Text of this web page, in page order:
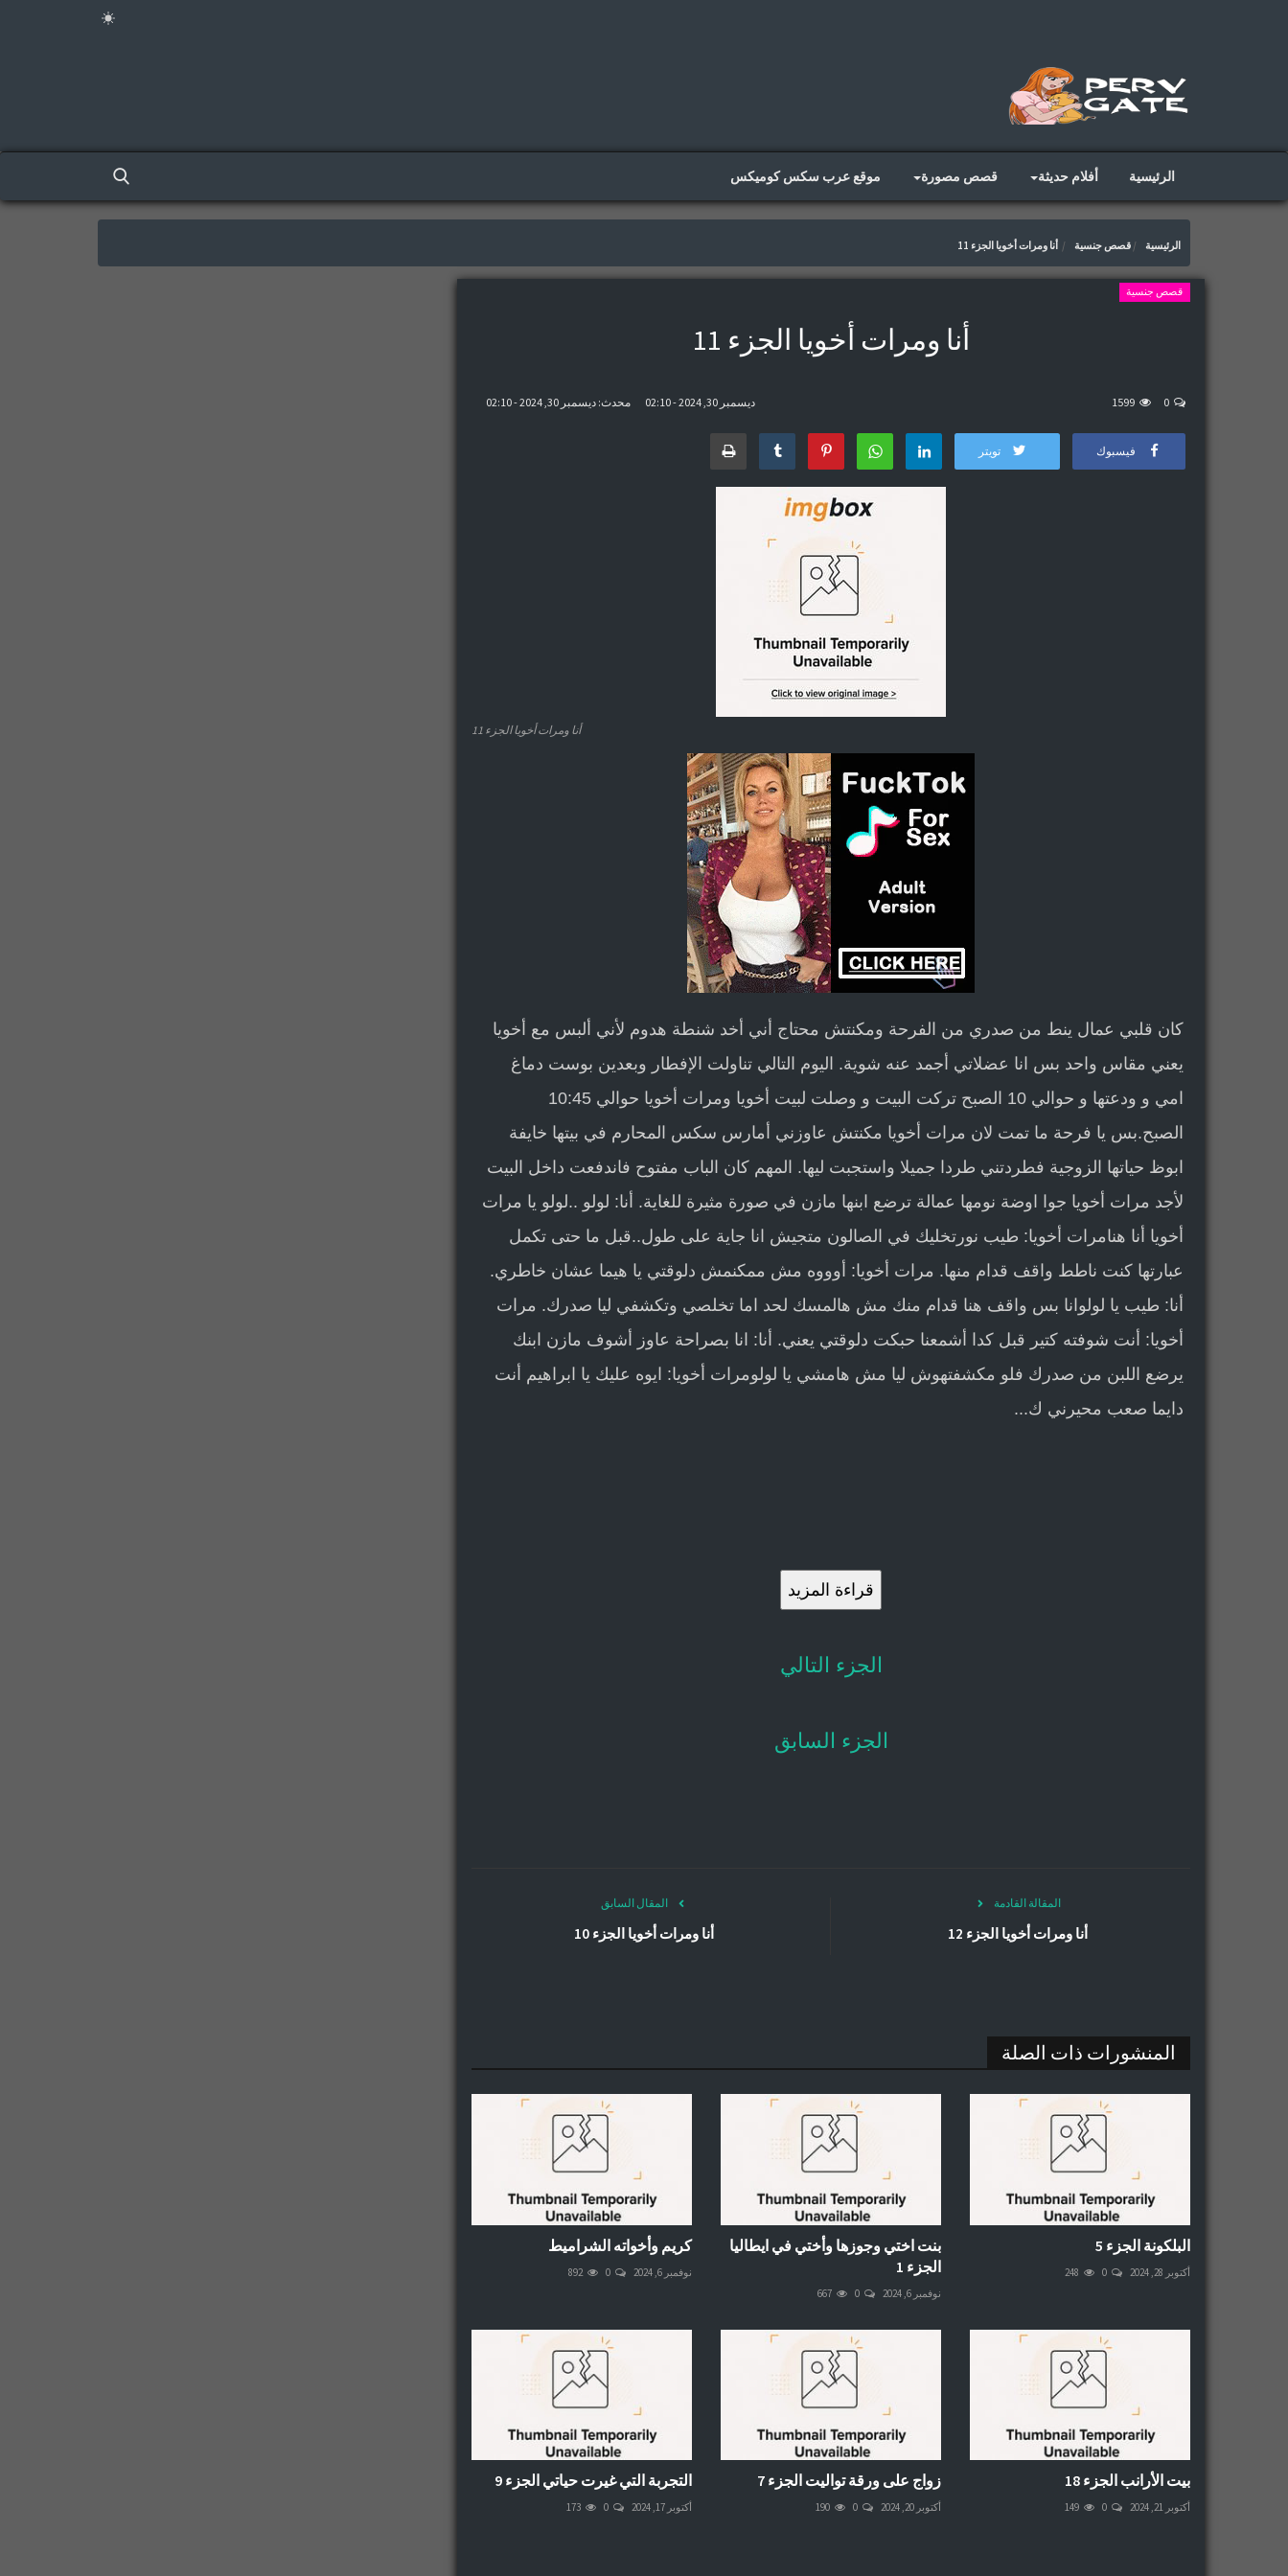
الرئيسية أفلام حديثة قصص مصورة موقع عرب سكس كوميكس
الرئيسية قصص جنسية أنا ومرات أخويا الجزء 11
قصص جنسية
أنا ومرات أخويا الجزء 11
ديسمبر 30, 2024 - 02:10 محدث: ديسمبر 30, 2024 - 02:10 0
1599
فيسبوك تويتر
أنا ومرات أخويا الجزء 11
كان قلبي عمال ينط من صدري من الفرحة ومكنتش محتاج أني أخد شنطة هدوم لأني ألبس مع أخويا
يعني مقاس واحد بس انا عضلاتي أجمد عنه شوية. اليوم التالي تناولت الإفطار وبعدين بوست دماغ
امي و ودعتها و حوالي 10 الصبح تركت البيت و وصلت لبيت أخويا ومرات أخويا حوالي 10:45
الصبح.بس يا فرحة ما تمت لان مرات أخويا مكنتش عاوزني أمارس سكس المحارم في بيتها خايفة
ابوظ حياتها الزوجية فطردتني طردا جميلا واستجبت ليها. المهم كان الباب مفتوح فاندفعت داخل البيت
لأجد مرات أخويا جوا اوضة نومها عمالة ترضع ابنها مازن في صورة مثيرة للغاية. أنا: لولو ..لولو يا مرات
أخويا أنا هنامرات أخويا: طيب نورتخليك في الصالون متجيش انا جاية على طول..قبل ما حتى تكمل
عبارتها كنت ناطط واقف قدام منها. مرات أخويا: أوووه مش ممكنمش دلوقتي يا هيما عشان خاطري.
أنا: طيب يا لولوانا بس واقف هنا قدام منك مش هالمسك لحد اما تخلصي وتكشفي ليا صدرك. مرات
أخويا: أنت شوفته كتير قبل كدا أشمعنا حبكت دلوقتي يعني. أنا: انا بصراحة عاوز أشوف مازن ابنك
يرضع اللبن من صدرك فلو مكشفتهوش ليا مش هامشي يا لولومرات أخويا: ايوه عليك يا ابراهيم أنت
دايما صعب محيرني ك...
قراءة المزيد
الجزء التالي
الجزء السابق
المقال السابق
أنا ومرات أخويا الجزء 10
المقالة القادمة
أنا ومرات أخويا الجزء 12
المنشورات ذات الصلة
البلكونة الجزء 5
أكتوبر 28, 2024 0
248
بنت اختي وجوزها وأختي في ايطاليا
الجزء 1
نوفمبر 6, 2024 0
667
كريم وأخواته الشراميط
نوفمبر 6, 2024 0
892
بيت الأرانب الجزء 18
أكتوبر 21, 2024 0
149
زواج على ورقة تواليت الجزء 7
أكتوبر 20, 2024 0
190
التجربة التي غيرت حياتي الجزء 9
أكتوبر 17, 2024 0
173